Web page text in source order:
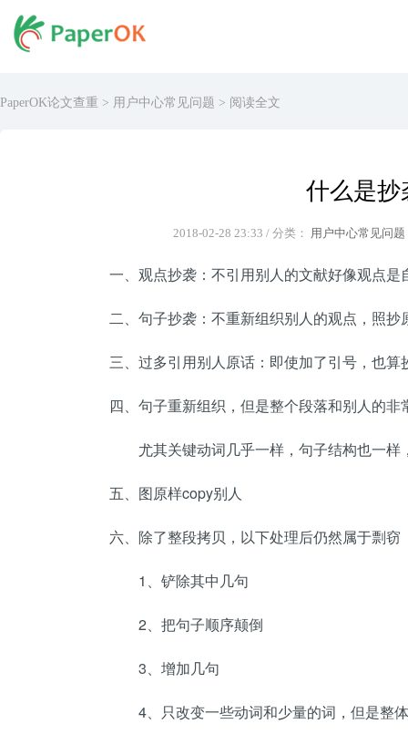
PaperOK论文查重 > 用户中心常见问题 > 阅读全文
什么是抄
2018-02-28 23:33 / 分类： 用户中心常见问题
一、观点抄袭：不引用别人的文献好像观点是
二、句子抄袭：不重新组织别人的观点，照
三、过多引用别人原话：即使加了引号，也算
四、句子重新组织，但是整个段落和别人的非
尤其关键动词几乎一样，句子结构也一样
五、图原样copy别人
六、除了整段拷贝，以下处理后仍然属于剽窃
1、铲除其中几句
2、把句子顺序颠倒
3、增加几句
4、只改变一些动词和少量的词，但是整